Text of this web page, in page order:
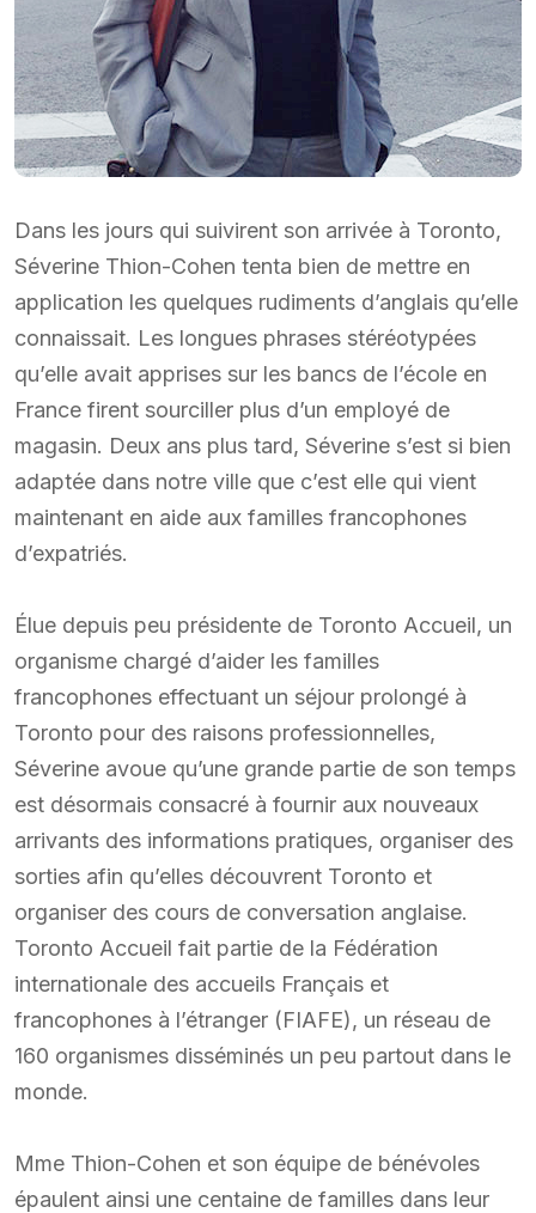
Dans les jours qui suivirent son arrivée à Toronto,
Séverine Thion-Cohen tenta bien de mettre en
application les quelques rudiments d’anglais qu’elle
connaissait. Les longues phrases stéréotypées
qu’elle avait apprises sur les bancs de l’école en
France firent sourciller plus d’un employé de
magasin. Deux ans plus tard, Séverine s’est si bien
adaptée dans notre ville que c’est elle qui vient
maintenant en aide aux familles francophones
d’expatriés.
Élue depuis peu présidente de Toronto Accueil, un
organisme chargé d’aider les familles
francophones effectuant un séjour prolongé à
Toronto pour des raisons professionnelles,
Séverine avoue qu’une grande partie de son temps
est désormais consacré à fournir aux nouveaux
arrivants des informations pratiques, organiser des
sorties afin qu’elles découvrent Toronto et
organiser des cours de conversation anglaise.
Toronto Accueil fait partie de la Fédération
internationale des accueils Français et
francophones à l’étranger (FIAFE), un réseau de
160 organismes disséminés un peu partout dans le
monde.
Mme Thion-Cohen et son équipe de bénévoles
épaulent ainsi une centaine de familles dans leur